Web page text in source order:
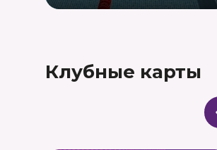
Клубные карты